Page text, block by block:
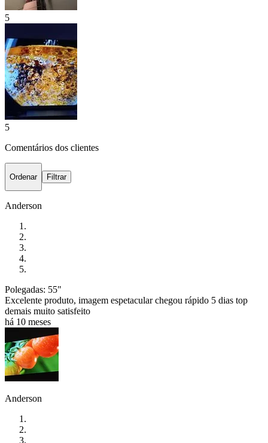
5
5
Comentários dos clientes
Ordenar Filtrar
Anderson
Polegadas: 55"
Excelente produto, imagem espetacular chegou rápido 5 dias top
demais muito satisfeito
há 10 meses
Anderson